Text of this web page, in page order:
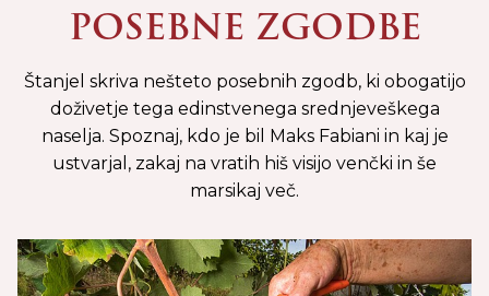
POSEBNE ZGODBE
Štanjel skriva nešteto posebnih zgodb, ki obogatijo
doživetje tega edinstvenega srednjeveškega
naselja. Spoznaj, kdo je bil Maks Fabiani in kaj je
ustvarjal, zakaj na vratih hiš visijo venčki in še
marsikaj več.